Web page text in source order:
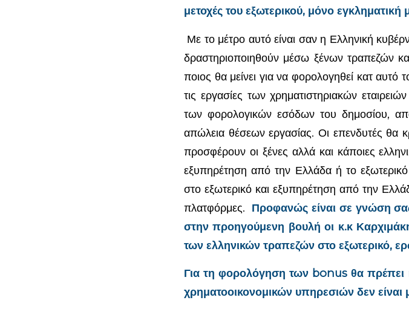
μετοχές του εξωτερικού, μόνο εγκληματική
Με το μέτρο αυτό είναι σαν η Ελληνική
δραστηριοποιηθούν μέσω ξένων τραπεζών
ποιος θα μείνει για να φορολογηθεί κατ αυτό
τις εργασίες των χρηματιστηριακών
των φορολογικών εσόδων του δημοσίου,
απώλεια θέσεων εργασίας. Οι επενδυτές θα
προσφέρουν οι ξένες αλλά και κάποιες
εξυπηρέτηση από την Ελλάδα ή το
στο εξωτερικό και εξυπηρέτηση από την
πλατφόρμες. Προφανώς είναι σε γνώση
στην προηγούμενη βουλή οι κ.κ
των ελληνικών τραπεζών στο εξωτερικό,
Για τη φορολόγηση των bonus θα πρέπει
χρηματοοικονομικών υπηρεσιών δεν είναι